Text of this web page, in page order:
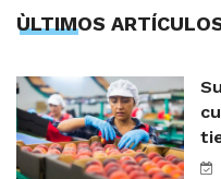
ÙLTIMOS